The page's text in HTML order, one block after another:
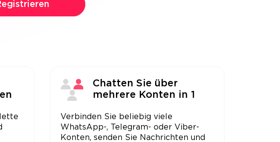
Chatten Sie über
mehrere Konten in 1
Verbinden Sie beliebig viele
WhatsApp-, Telegram- oder Viber-
Konten, senden Sie Nachrichten und